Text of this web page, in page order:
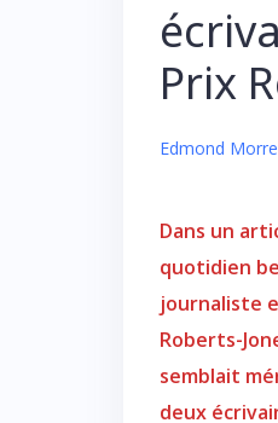
Prix
Edmond
Dans un
quotidien
journaliste
Roberts-
semblait
deux